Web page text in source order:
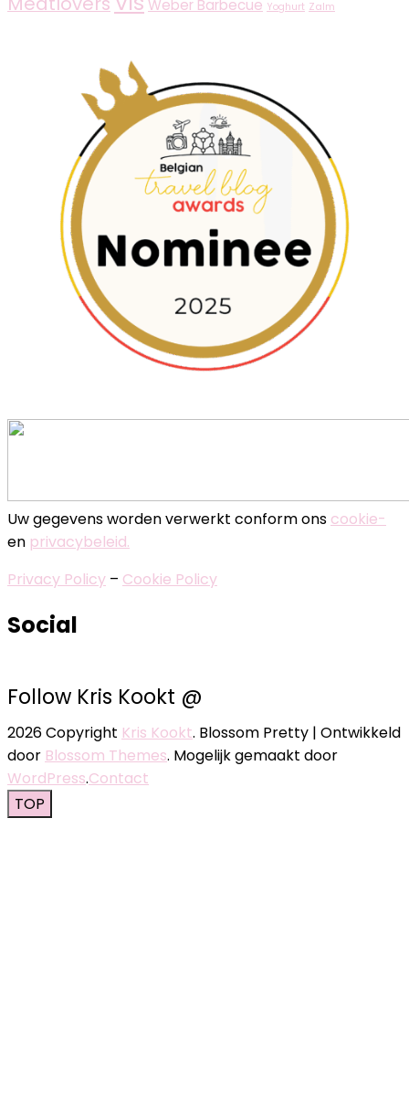
Weber Barbecue Yoghurt Zalm
Uw gegevens worden verwerkt conform ons cookie-
en privacybeleid.
Privacy Policy – Cookie Policy
Social
Follow Kris Kookt @
2026 Copyright Kris Kookt. Blossom Pretty | Ontwikkeld
door Blossom Themes. Mogelijk gemaakt door
WordPress.Contact
TOP